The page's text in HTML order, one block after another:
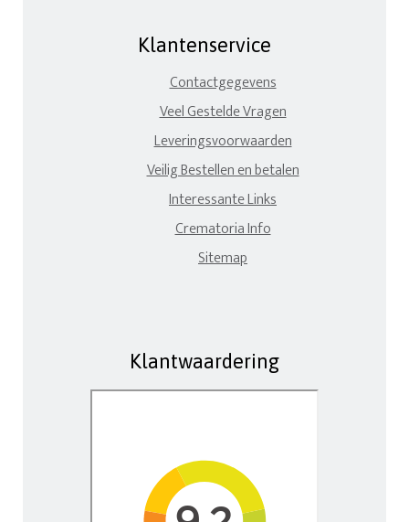
Klantenservice
Contactgegevens
Veel Gestelde Vragen
Leveringsvoorwaarden
Veilig Bestellen en betalen
Interessante Links
Crematoria Info
Sitemap
Klantwaardering